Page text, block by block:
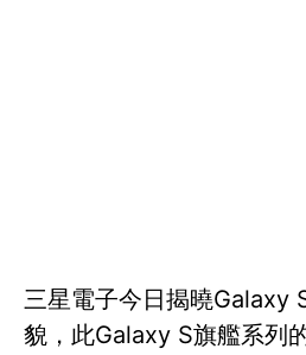
三星電子今日揭曉Galaxy
貌，此Galaxy S旗艦系列